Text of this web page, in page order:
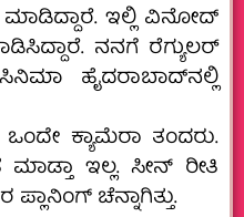
ಇಲ್ಲಿ‌ ವಿನೋದ್
ನನಗೆ ರೆಗ್ಯುಲರ್‌
ಹೈದರಾಬಾದ್‌ನಲ್ಲಿ
ಕ್ಯಾಮೆರಾ ತಂದರು.
ಮಾಡ್ತಾ ಇಲ್ಲ. ಸೀನ್‌ ರೀತಿ
ಚೆನ್ನಾಗಿತ್ತು.